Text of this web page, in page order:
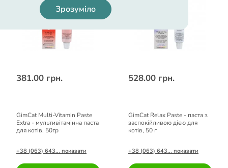
381.00 грн.
GimCat Multi-Vitamin Paste
Extra - мультивітамінна паста
для котів, 50гр
+38 (063) 643... показати
528.00 грн.
GimCat Relax Paste - паста з
заспокійливою дією для
котів, 50 г
+38 (063) 643... показати
Зрозуміло